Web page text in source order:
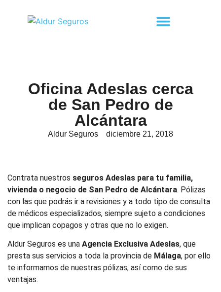
Oficina Adeslas cerca
de San Pedro de
Alcántara
Aldur Seguros diciembre 21, 2018
Contrata nuestros seguros Adeslas para tu familia,
vivienda o negocio de San Pedro de Alcántara. Pólizas
con las que podrás ir a revisiones y a todo tipo de consulta
de médicos especializados, siempre sujeto a condiciones
que implican copagos y otras que no lo exigen.
Aldur Seguros es una Agencia Exclusiva Adeslas, que
presta sus servicios a toda la provincia de Málaga, por ello
te informamos de nuestras pólizas, así como de sus
ventajas.